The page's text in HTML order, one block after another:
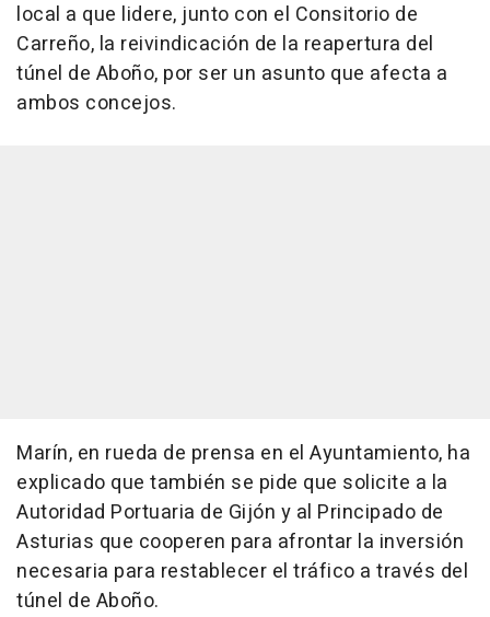
local a que lidere, junto con el Consitorio de
Carreño, la reivindicación de la reapertura del
túnel de Aboño, por ser un asunto que afecta a
ambos concejos.
Marín, en rueda de prensa en el Ayuntamiento, ha
explicado que también se pide que solicite a la
Autoridad Portuaria de Gijón y al Principado de
Asturias que cooperen para afrontar la inversión
necesaria para restablecer el tráfico a través del
túnel de Aboño.